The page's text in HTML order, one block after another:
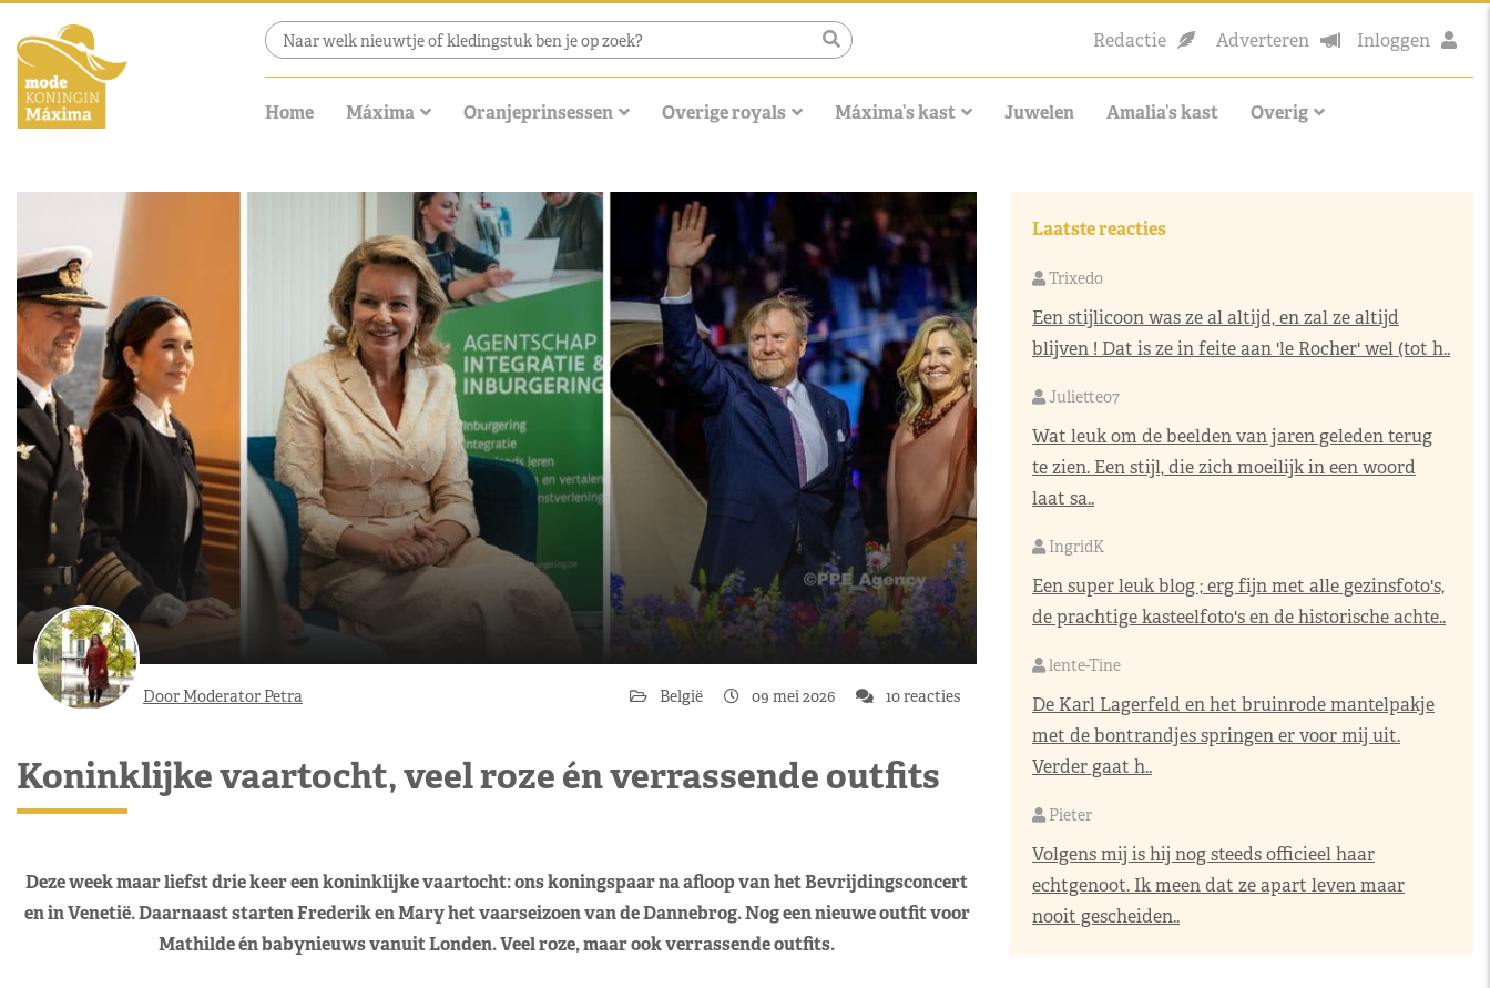
Redactie Adverteren Inloggen
Home Máxima Oranjeprinsessen Overige royals Máxima’s kast Juwelen Amalia’s kast Overig
Door Moderator Petra België 09 mei 2026 10 reacties
Koninklijke vaartocht, veel roze én verrassende outfits
Deze week maar liefst drie keer een koninklijke vaartocht: ons koningspaar na afloop van het Bevrijdingsconcert
en in Venetië. Daarnaast starten Frederik en Mary het vaarseizoen van de Dannebrog. Nog een nieuwe outfit voor
Mathilde én babynieuws vanuit Londen. Veel roze, maar ook verrassende outfits.
Laatste reacties
Trixedo
Een stijlicoon was ze al altijd, en zal ze altijd
blijven ! Dat is ze in feite aan 'le Rocher' wel (tot h..
Juliette07
Wat leuk om de beelden van jaren geleden terug
te zien. Een stijl, die zich moeilijk in een woord
laat sa..
IngridK
Een super leuk blog ; erg fijn met alle gezinsfoto's,
de prachtige kasteelfoto's en de historische achte..
lente-Tine
De Karl Lagerfeld en het bruinrode mantelpakje
met de bontrandjes springen er voor mij uit.
Verder gaat h..
Pieter
Volgens mij is hij nog steeds officieel haar
echtgenoot. Ik meen dat ze apart leven maar
nooit gescheiden..